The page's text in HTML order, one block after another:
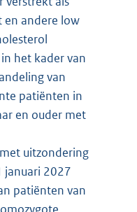
en andere low
het kader van
van
patiënten in
en ouder met
uitzondering
januari 2027
patiënten van